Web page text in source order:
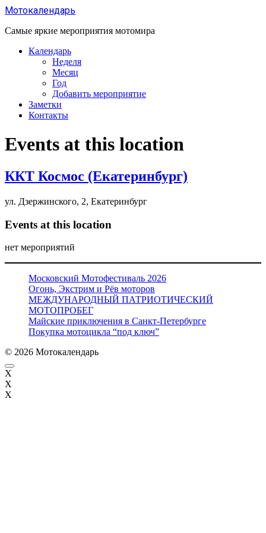
Перейти
содержанию
Мотокалендарь
Самые яркие мероприятия мотомира
Календарь
Неделя
Месяц
Год
Добавить мероприятие
Заметки
Контакты
Events at this location
ККТ Космос (Екатеринбург)
ул. Дзержинского, 2, Екатеринбург
Events at this location
нет мероприятий
Московский Мотофестиваль 2026
Огонь, Экстрим и Рёв моторов
МЕЖДУНАРОДНЫЙ ПАТРИОТИЧЕСКИЙ
МОТОПРОБЕГ
Майские приключения в Санкт-Петербурге
Покупка мотоцикла “под ключ”
© 2026 Мотокалендарь
X
X
X